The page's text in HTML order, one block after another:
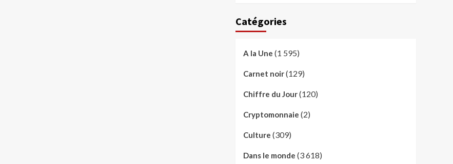
Catégories
A la Une (1 595)
Carnet noir(129)
Chiffre du Jour(120)
Cryptomonnaie (2)
Culture (309)
Dans le monde (3 618)